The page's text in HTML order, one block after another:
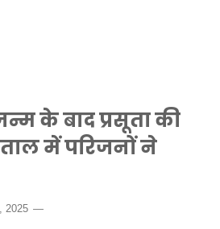
के बाद प्रसूता की
में परिजनों ने
2025